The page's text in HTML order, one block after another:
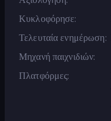
Κυκλοφόρησε
Τελευταία ενημέρωση
Μηχανή παιχνιδιών
Πλατφόρμες